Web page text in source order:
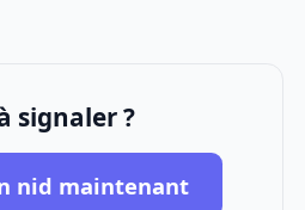
signaler ?
nid maintenant